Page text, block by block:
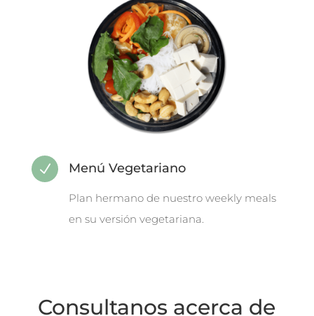
N Menú Vegetariano
Plan hermano de nuestro weekly meals
en su versión vegetariana.
Consultanos acerca de